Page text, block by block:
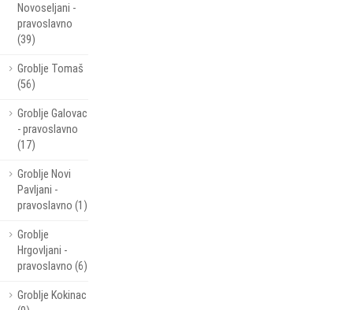
Novoseljani -
pravoslavno
(39)
Groblje Tomaš
(56)
Groblje Galovac
- pravoslavno
(17)
Groblje Novi
Pavljani -
pravoslavno (1)
Groblje
Hrgovljani -
pravoslavno (6)
Groblje Kokinac